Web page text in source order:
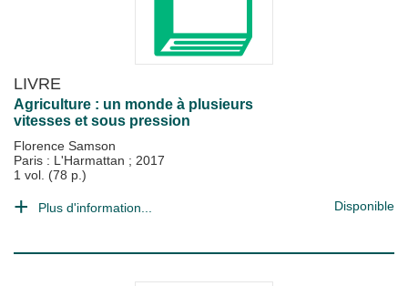
LIVRE
Agriculture : un monde à plusieurs
vitesses et sous pression
Florence Samson
Paris : L'Harmattan ; 2017
1 vol. (78 p.)
Plus d'information... Disponible